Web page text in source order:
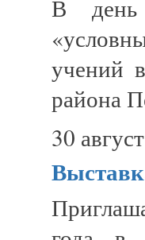
В день
учений
района
30